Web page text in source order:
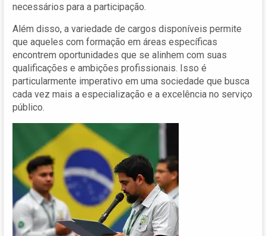
necessários para a participação.
Além disso, a variedade de cargos disponíveis permite
que aqueles com formação em áreas específicas
encontrem oportunidades que se alinhem com suas
qualificações e ambições profissionais. Isso é
particularmente imperativo em uma sociedade que busca
cada vez mais a especialização e a excelência no serviço
público.